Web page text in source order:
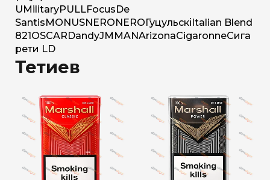
U MilitaryPULLFocus De
Santis MONUSNERO NERO Гуцульскі Italian Blend
821 OSCAR DandyJM MANArizonaCigaronneСига
рети LD
Тетиев